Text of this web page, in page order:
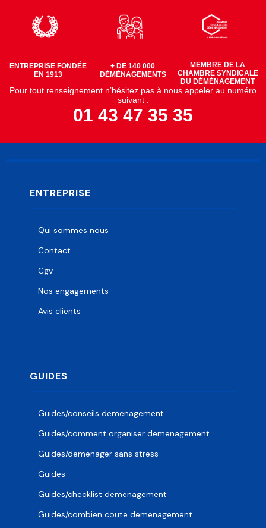
ENTREPRISE FONDÉE
EN 1913
+ DE 140 000
DÉMÉNAGEMENTS
MEMBRE DE LA
CHAMBRE SYNDICALE
DU DÉMÉNAGEMENT
Pour tout renseignement n’hésitez pas à nous appeler au numéro
suivant :
01 43 47 35 35
ENTREPRISE
Qui sommes nous
Contact
Cgv
Nos engagements
Avis clients
GUIDES
Guides/conseils demenagement
Guides/comment organiser demenagement
Guides/demenager sans stress
Guides
Guides/checklist demenagement
Guides/combien coute demenagement